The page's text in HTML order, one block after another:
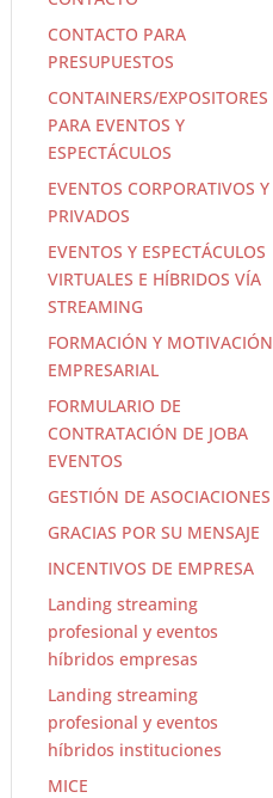
CONTACTO PARA
PRESUPUESTOS
CONTAINERS/EXPOSITORES
PARA EVENTOS Y
ESPECTÁCULOS
EVENTOS CORPORATIVOS Y
PRIVADOS
EVENTOS Y ESPECTÁCULOS
VIRTUALES E HÍBRIDOS VÍA
STREAMING
FORMACIÓN Y MOTIVACIÓN
EMPRESARIAL
FORMULARIO DE
CONTRATACIÓN DE JOBA
EVENTOS
GESTIÓN DE ASOCIACIONES
GRACIAS POR SU MENSAJE
INCENTIVOS DE EMPRESA
Landing streaming
profesional y eventos
híbridos empresas
Landing streaming
profesional y eventos
híbridos instituciones
MICE